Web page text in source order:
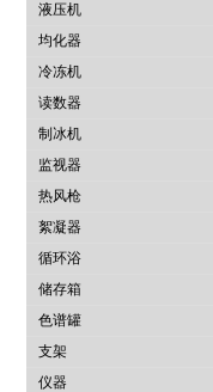
液压机
均化器
冷冻机
读数器
制冰机
监视器
热风枪
絮凝器
循环浴
储存箱
色谱罐
支架
仪器